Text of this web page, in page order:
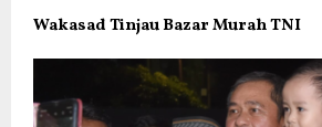
Wakasad Tinjau Bazar Murah TNI